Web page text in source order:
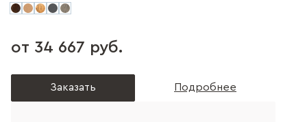
от 34 667 руб.
Заказать Подробнее